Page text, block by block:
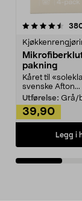
pakning
Kåret til
svenske Afton...
Utførelse: Grå/
39,90
Legg i
4.5av 5